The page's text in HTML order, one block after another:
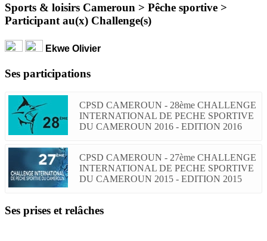
Sports & loisirs Cameroun > Pêche sportive >
Participant au(x) Challenge(s)
Ekwe Olivier
Ses participations
CPSD CAMEROUN - 28ème CHALLENGE
INTERNATIONAL DE PECHE SPORTIVE
DU CAMEROUN 2016 - EDITION 2016
CPSD CAMEROUN - 27ème CHALLENGE
INTERNATIONAL DE PECHE SPORTIVE
DU CAMEROUN 2015 - EDITION 2015
Ses prises et relâches